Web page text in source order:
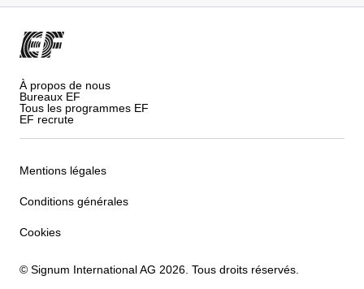
À propos de nous
Bureaux EF
Tous les programmes EF
EF recrute
Mentions légales
Conditions générales
Cookies
© Signum International AG 2026. Tous droits réservés.